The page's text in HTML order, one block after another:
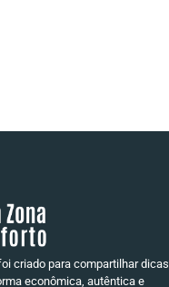
criado para compartilhar dicas
econômica, autêntica e